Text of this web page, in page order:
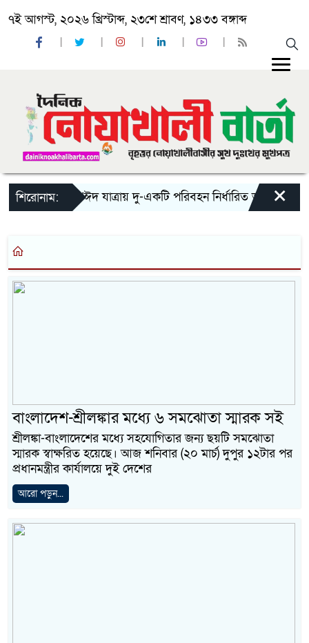
৭ই আগস্ট, ২০২৬ খ্রিস্টাব্দ, ২৩শে শ্রাবণ, ১৪৩৩ বঙ্গাব্দ
শিরোনাম: ‘ঈদ যাত্রায় দু-একটি পরিবহন নির্ধারিত ভাড়ার চেয়েও
×
বাংলাদেশ-শ্রীলঙ্কার মধ্যে ৬ সমঝোতা স্মারক সই
শ্রীলঙ্কা-বাংলাদেশের মধ্যে সহযোগিতার জন্য ছয়টি সমঝোতা
স্মারক স্বাক্ষরিত হয়েছে। আজ শনিবার (২০ মার্চ) দুপুর ১২টার পর
প্রধানমন্ত্রীর কার্যালয়ে দুই দেশের
আরো পড়ুন...